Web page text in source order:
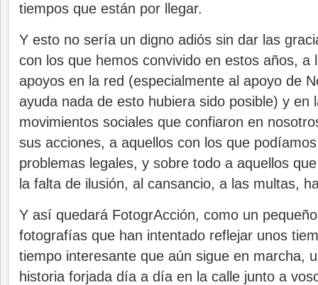
tiempos que están por llegar.
Y esto no sería un digno adiós sin dar las
con los que hemos convivido en estos años, a
apoyos en la red (especialmente al apoyo de
ayuda nada de esto hubiera sido posible) y en
movimientos sociales que confiaron en
sus acciones, a aquellos con los que
problemas legales, y sobre todo a aquellos
la falta de ilusión, al cansancio, a las multas,
Y así quedará FotogrAcción, como un
fotografías que han intentado reflejar unos
tiempo interesante que aún sigue en marcha,
historia forjada día a día en la calle junto a